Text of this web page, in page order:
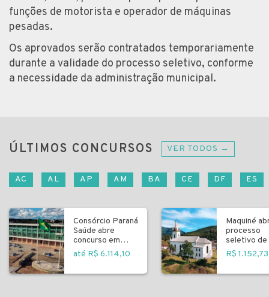
funções de motorista e operador de máquinas
pesadas.
Os aprovados serão contratados temporariamente
durante a validade do processo seletivo, conforme
a necessidade da administração municipal.
ÚLTIMOS CONCURSOS VER TODOS →
AC AL AP AM BA CE DF ES
Consórcio Paraná
Saúde abre
concurso em
Curitiba
até R$ 6.114,10
Maquiné
processo
seletivo de
R$ 1.152,73